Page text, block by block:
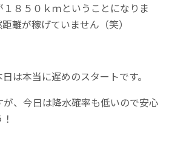
８５０ｋｍということになりま
離が稼げていません（笑）
は本当に遅めのスタートです。
、今日は降水確率も低いので安心